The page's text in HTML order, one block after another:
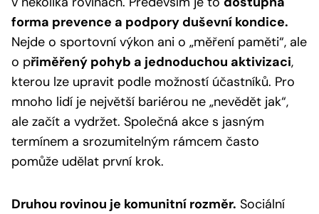
forma prevence a podpory duševní kondice.
Nejde o sportovní výkon ani o „měření paměti“, ale
o přiměřený pohyb a jednoduchou aktivizaci,
kterou lze upravit podle možností účastníků. Pro
mnoho lidí je největší bariérou ne „nevědět jak“,
ale začít a vydržet. Společná akce s jasným
termínem a srozumitelným rámcem často
pomůže udělat první krok.
Druhou rovinou je komunitní rozměr. Sociální